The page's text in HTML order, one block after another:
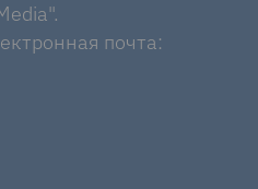
почта: